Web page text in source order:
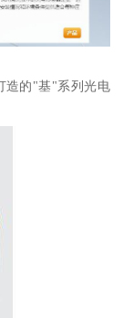
造的"基"系列光电